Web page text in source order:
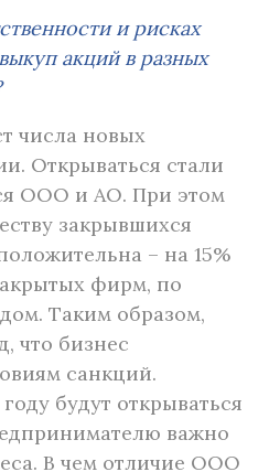
и рисках
акций в разных
числа новых
Открываться стали
ООО и АО. При этом
закрывшихся
– на 15%
фирм, по
Таким образом,
что бизнес
санкций.
будут открываться
важно
В чем отличие ООО